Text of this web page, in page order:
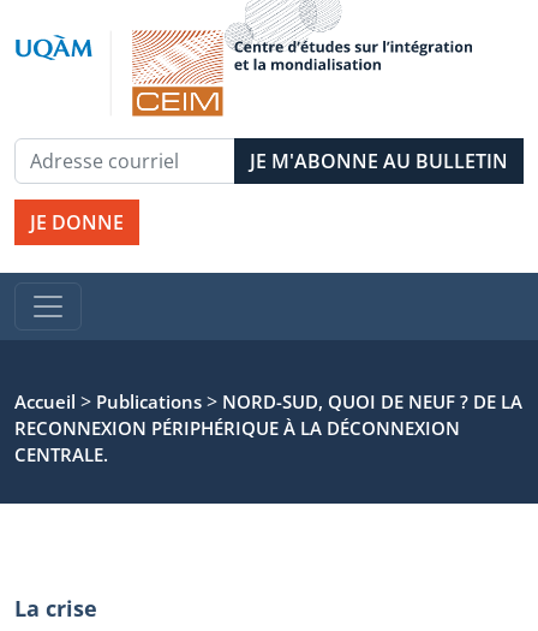
JE DONNE
Accueil > Publications > NORD-SUD, QUOI DE NEUF ? DE LA
RECONNEXION PÉRIPHÉRIQUE À LA DÉCONNEXION
CENTRALE.
La crise